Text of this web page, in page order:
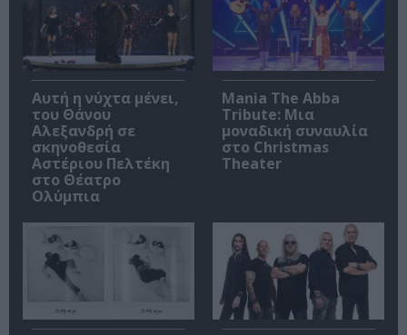
Αυτή η νύχτα μένει,
του Θάνου
Αλεξανδρή σε
σκηνοθεσία
Αστέριου Πελτέκη
στο Θέατρο
Ολύμπια
Mania The Abba
Tribute: Μια
μοναδική συναυλία
στο Christmas
Theater